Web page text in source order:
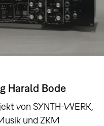
Harald Bode
von SYNTH-WERK,
und ZKM